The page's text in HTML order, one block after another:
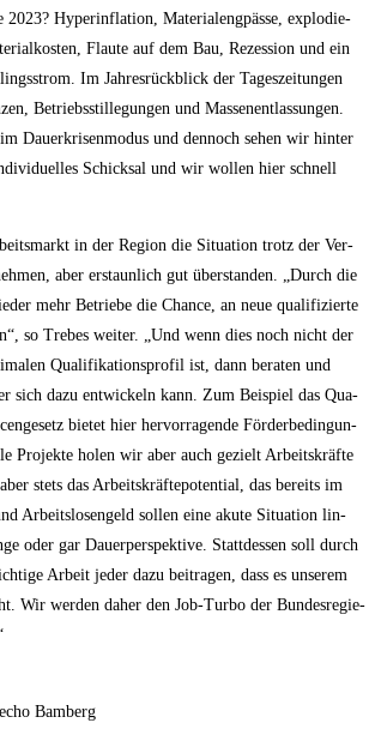
2023? Hyper­in­fla­ti­on, Mate­ri­al­eng­päs­se, explo­die­
Flau­te auf dem Bau, Rezes­si­on und ein
Im Jah­res­rück­blick der Tages­zei­tun­gen
Betriebs­stil­le­gun­gen und Mas­sen­ent­las­sun­gen.
Dau­er­kri­sen­mo­dus und den­noch sehen wir hin­ter
Schick­sal und wir wol­len hier schnell
in der Regi­on die Situa­ti­on trotz der Ver­
aber erstaun­lich gut über­stan­den. „Durch die
mehr Betrie­be die Chan­ce, an neue qua­li­fi­zier­te
so Tre­bes wei­ter. „Und wenn dies noch nicht der
Qua­li­fi­ka­ti­ons­pro­fil ist, dann bera­ten und
sich dazu ent­wi­ckeln kann. Zum Bei­spiel das Qua­
bie­tet hier her­vor­ra­gen­de För­der­be­din­gun­
Pro­jek­te holen wir aber auch gezielt Arbeits­kräf­te
stets das Arbeits­kräf­te­po­ten­ti­al, das bereits im
Arbeits­lo­sen­geld sol­len eine aku­te Situa­ti­on lin­
oder gar Dau­er­per­spek­ti­ve. Statt­des­sen soll durch
Arbeit jeder dazu bei­tra­gen, dass es unse­rem
Wir wer­den daher den Job-Tur­bo der Bun­des­re­gie­
Bamberg